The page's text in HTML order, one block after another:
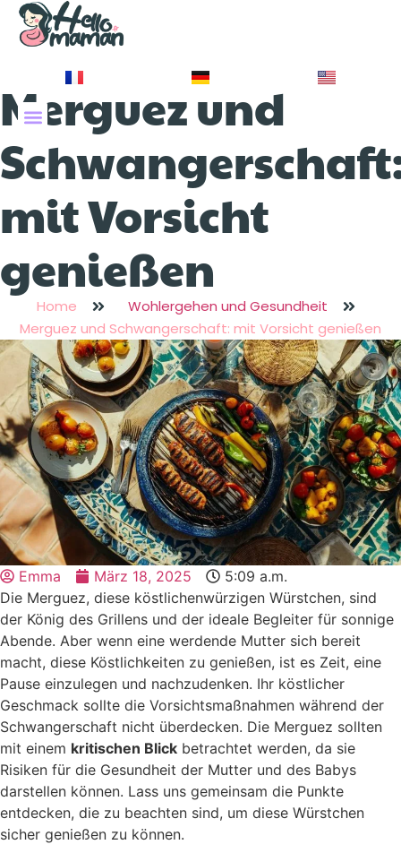
Merguez und
mit Vorsicht
genießen
Home
Wohlergehen und Gesundheit
Merguez und Schwangerschaft: mit Vorsicht genießen
Emma März 18, 2025
5:09 a.m.
Die Merguez, diese köstlichenwürzigen Würstchen, sind
der König des Grillens und der ideale Begleiter für sonnige
Abende. Aber wenn eine werdende Mutter sich bereit
macht, diese Köstlichkeiten zu genießen, ist es Zeit, eine
Pause einzulegen und nachzudenken. Ihr köstlicher
Geschmack sollte die Vorsichtsmaßnahmen während der
Schwangerschaft nicht überdecken. Die Merguez sollten
mit einem kritischen Blick betrachtet werden, da sie
Risiken für die Gesundheit der Mutter und des Babys
darstellen können. Lass uns gemeinsam die Punkte
entdecken, die zu beachten sind, um diese Würstchen
sicher genießen zu können.